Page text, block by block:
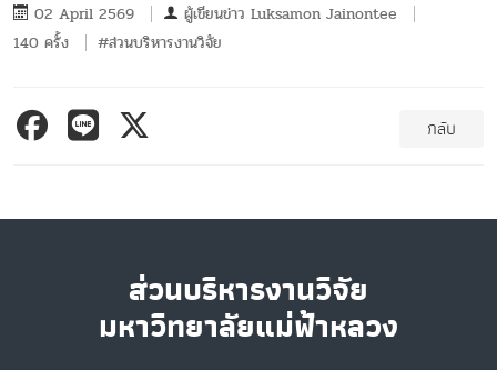
02 April 2569 ผู้เขียนข่าว Luksamon Jainontee
140 ครั้ง
#ส่วนบริหารงานวิจัย
กลับ
ส่วนบริหารงานวิจัย
มหาวิทยาลัยแม่ฟ้าหลวง